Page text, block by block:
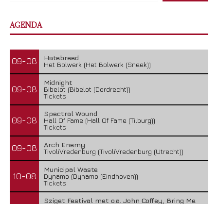
AGENDA
09-08
Hatebreed
Het Bolwerk (Het Bolwerk (Sneek))
09-08
Midnight
Bibelot (Bibelot (Dordrecht))
Tickets
09-08
Spectral Wound
Hall Of Fame (Hall Of Fame (Tilburg))
Tickets
09-08
Arch Enemy
TivoliVredenburg (TivoliVredenburg (Utrecht))
10-08
Municipal Waste
Dynamo (Dynamo (Eindhoven))
Tickets
Sziget Festival met o.a. John Coffey, Bring Me